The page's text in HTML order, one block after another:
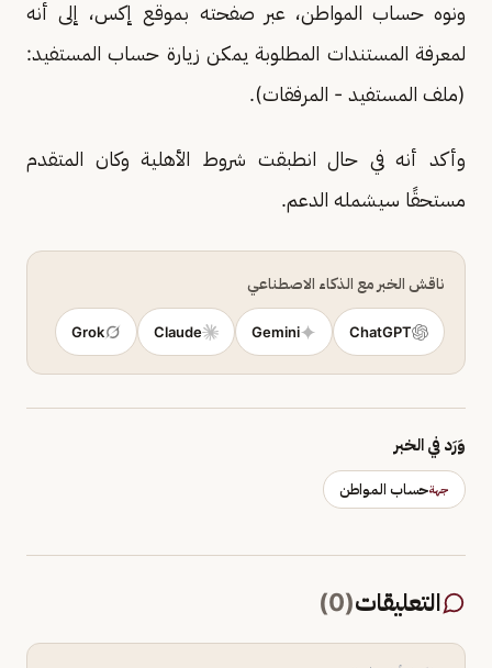
ونوه حساب المواطن، عبر صفحته بموقع إكس، إلى أنه
لمعرفة المستندات المطلوبة يمكن زيارة حساب المستفيد:
(ملف المستفيد - المرفقات).
وأكد أنه في حال انطبقت شروط الأهلية وكان المتقدم
مستحقًا سيشمله الدعم.
ناقش الخبر مع الذكاء الاصطناعي
ChatGPT
Gemini
Claude
Grok
وَرَد في الخبر
جهةحساب المواطن
التعليقات(
0
)